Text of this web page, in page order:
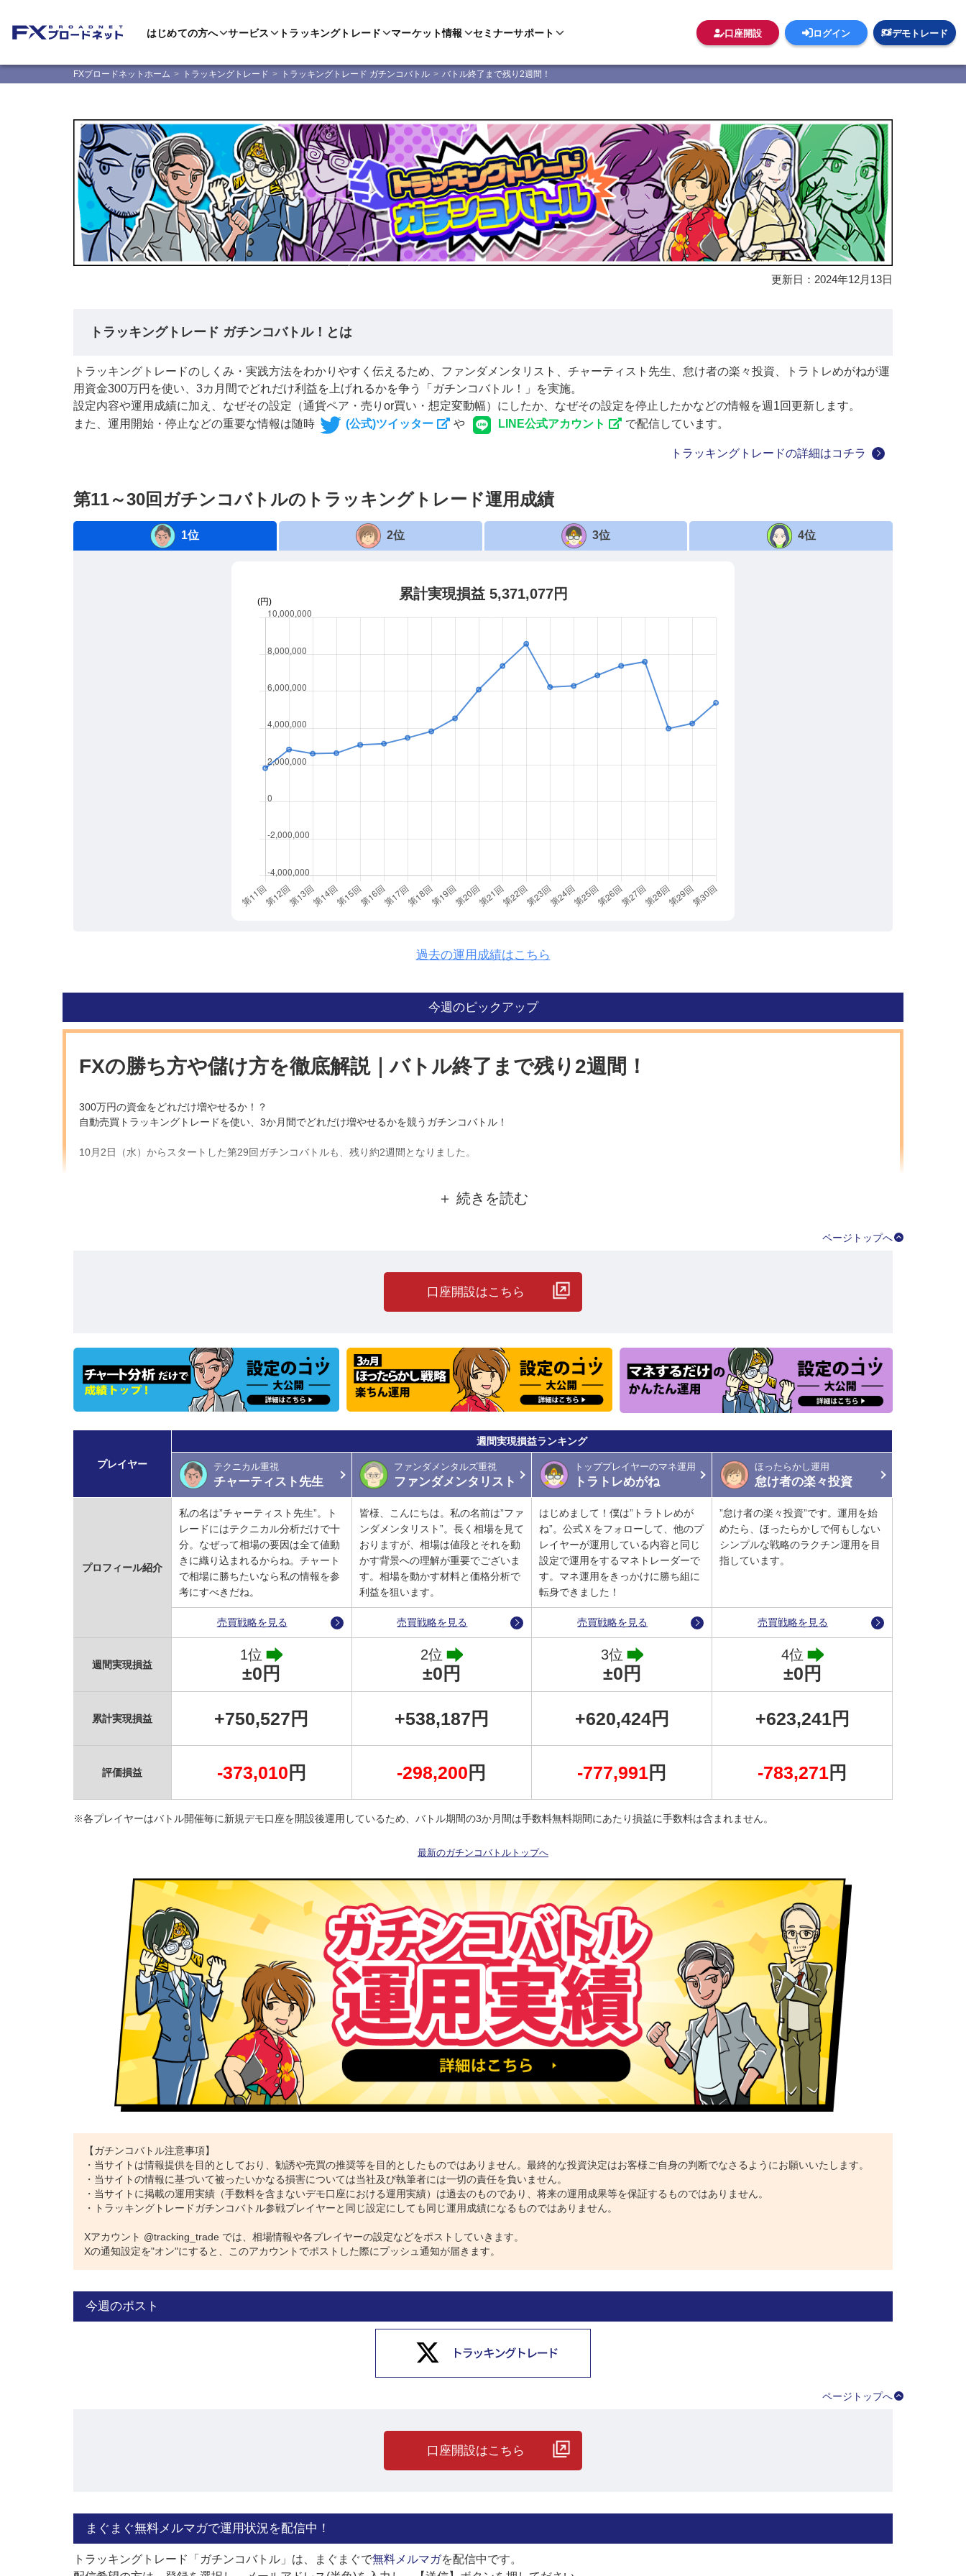
はじめての方へ サービス トラッキングトレード マーケット情報 セミナーサポート 口座開設 ログイン デモトレード
FXブロードネットホーム トラッキングトレード トラッキングトレード ガチンコバトル バトル終了まで残り2週間！
更新日： 2024年12月13日
トラッキングトレード ガチンコバトル！とは
トラッキングトレードのしくみ・実践方法をわかりやすく伝えるため、ファンダメンタリスト、チャーティスト先生、怠け者の楽々投資、トラトレめがねが運
用資金300万円を使い、3カ月間でどれだけ利益を上げれるかを争う「ガチンコバトル！」を実施。
設定内容や運用成績に加え、なぜその設定（通貨ペア・売りor買い・想定変動幅）にしたか、なぜその設定を停止したかなどの情報を週1回更新します。
また、運用開始・停止などの重要な情報は随時
(公式)ツイッター や LINE公式アカウント で配信しています。
トラッキングトレードの詳細はコチラ
第11～30回ガチンコバトルのトラッキングトレード運用成績
1位 2位 3位 4位
過去の運用成績はこちら
今週のピックアップ
FXの勝ち方や儲け方を徹底解説｜バトル終了まで残り2週間！
300万円の資金をどれだけ増やせるか！？
自動売買トラッキングトレードを使い、3か月間でどれだけ増やせるかを競うガチンコバトル！
10月2日（水）からスタートした第29回ガチンコバトルも、残り約2週間となりました。
自動売買において、停止をした後に残ったポジションをどのように決済するかで最終損益が大きく左右されます。
残りわずかとなった今回のバトルですが、どのような結末が待っているのか注目です！
トータルプラスとなれば運用成功と言えます。
ガチンコバトルでは、各プレイヤーの運用開始時の設定内容だけでなく、運用を停止したとき、停止した後に残ったポジションの決済のタイミングなど、すべてのアクションにつ
いて、随時 （公式）Xでお知らせしています。
・自動売買をやってみたいけど、やり方がわからない！
・自動売買の運用のコツを知りたい！
という方はぜひ、公式Xをフォローして、熟練トレーダーの手法を参考にしてください！
トラッキングトレード公式X
ページトップへ
口座開設はこちら
プレイヤー
週間実現損益ランキング
テクニカル重視
チャーティスト先生
ファンダメンタルズ重視
ファンダメンタリスト
トッププレイヤーのマネ運用
トラトレめがね
ほったらかし運用
怠け者の楽々投資
プロフィール紹介
私の名は”チャーティスト先生”。ト
レードにはテクニカル分析だけで十
分。なぜって相場の要因は全て値動
きに織り込まれるからね。チャート
で相場に勝ちたいなら私の情報を参
考にすべきだね。
皆様、こんにちは。私の名前は”ファ
ンダメンタリスト”。長く相場を見て
おりますが、相場は値段とそれを動
かす背景への理解が重要でございま
す。相場を動かす材料と価格分析で
利益を狙います。
はじめまして！僕は”トラトレめが
ね”。公式Ｘをフォローして、他のプ
レイヤーが運用している内容と同じ
設定で運用をするマネトレーダーで
す。マネ運用をきっかけに勝ち組に
転身できました！
”怠け者の楽々投資”です。運用を始
めたら、ほったらかしで何もしない
シンプルな戦略のラクチン運用を目
指しています。
売買戦略を見る 売買戦略を見る 売買戦略を見る 売買戦略を見る
週間実現損益
1位
±0円
2位
±0円
3位
±0円
4位
±0円
累計実現損益 +750,527円 +538,187円 +620,424円 +623,241円
評価損益 -373,010 円 -298,200 円 -777,991円 -783,271円
※各プレイヤーはバトル開催毎に新規デモ口座を開設後運用しているため、バトル期間の3か月間は手数料無料期間にあたり損益に手数料は含まれません。
最新のガチンコバトルトップへ
【ガチンコバトル注意事項】
・当サイトは情報提供を目的としており、勧誘や売買の推奨等を目的としたものではありません。最終的な投資決定はお客様ご自身の判断でなさるようにお願いいたします。
・当サイトの情報に基づいて被ったいかなる損害については当社及び執筆者には一切の責任を負いません。
・当サイトに掲載の運用実績（手数料を含まないデモ口座における運用実績）は過去のものであり、将来の運用成果等を保証するものではありません。
・トラッキングトレードガチンコバトル参戦プレイヤーと同じ設定にしても同じ運用成績になるものではありません。
Xアカウント @tracking_trade では、相場情報や各プレイヤーの設定などをポストしていきます。
Xの通知設定を"オン"にすると、このアカウントでポストした際にプッシュ通知が届きます。
今週のポスト
ページトップへ
口座開設はこちら
まぐまぐ無料メルマガで運用状況を配信中！
トラッキングトレード「ガチンコバトル」は、まぐまぐで無料メルマガを配信中です。